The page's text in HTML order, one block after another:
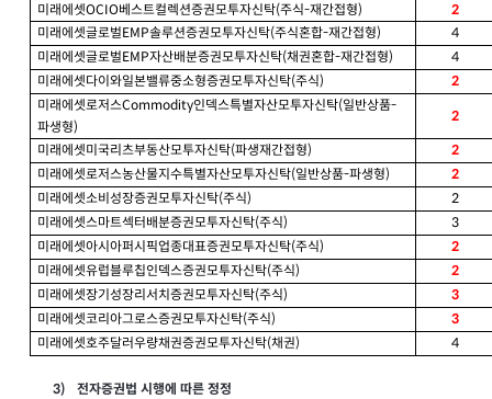
미래에셋OCIO베스트컬렉션증권모투자신탁(주식-재간접형)
2
미래에셋글로벌EMP솔루션증권모투자신탁(주식혼합-재간접형)
4
미래에셋글로벌EMP자산배분증권모투자신탁(채권혼합-재간접형)
4
미래에셋다이와일본밸류중소형증권모투자신탁(주식)
2
미래에셋로저스Commodity인덱스특별자산모투자신탁(일반상품-
파생형)
2
미래에셋미국리츠부동산모투자신탁(파생재간접형)
2
미래에셋로저스농산물지수특별자산모투자신탁(일반상품-파생형)
2
미래에셋소비성장증권모투자신탁(주식)
2
미래에셋스마트섹터배분증권모투자신탁(주식)
3
미래에셋아시아퍼시픽업종대표증권모투자신탁(주식)
2
미래에셋유럽블루칩인덱스증권모투자신탁(주식)
2
미래에셋장기성장리서치증권모투자신탁(주식)
3
미래에셋코리아그로스증권모투자신탁(주식)
3
미래에셋호주달러우량채권증권모투자신탁(채권) 4
3) 전자증권법 시행에 따른 정정